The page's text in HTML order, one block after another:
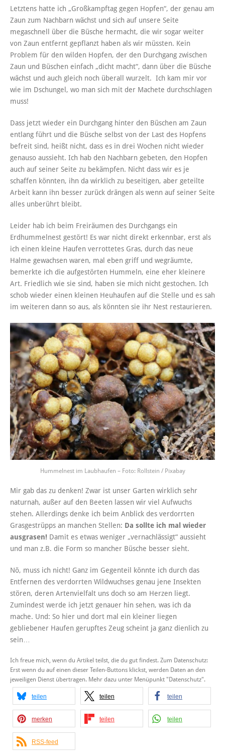
Letztens hatte ich „Großkampftag gegen Hopfen“, der genau am
Zaun zum Nachbarn wächst und sich auf unsere Seite
megaschnell über die Büsche hermacht, die wir sogar weiter
von Zaun entfernt gepflanzt haben als wir müssten. Kein
Problem für den wilden Hopfen, der den Durchgang zwischen
Zaun und Büschen einfach „dicht macht“, dann über die Büsche
wächst und auch gleich noch überall wurzelt. Ich kam mir vor
wie im Dschungel, wo man sich mit der Machete durchschlagen
muss!
Dass jetzt wieder ein Durchgang hinter den Büschen am Zaun
entlang führt und die Büsche selbst von der Last des Hopfens
befreit sind, heißt nicht, dass es in drei Wochen nicht wieder
genauso aussieht. Ich hab den Nachbarn gebeten, den Hopfen
auch auf seiner Seite zu bekämpfen. Nicht dass wir es je
schaffen könnten, ihn da wirklich zu beseitigen, aber geteilte
Arbeit kann ihn besser zurück drängen als wenn auf seiner Seite
alles unberührt bleibt.
Leider hab ich beim Freiräumen des Durchgangs ein
Erdhummelnest gestört! Es war nicht direkt erkennbar, erst als
ich einen kleine Haufen verrottetes Gras, durch das neue
Halme gewachsen waren, mal eben griff und wegräumte,
bemerkte ich die aufgestörten Hummeln, eine eher kleinere
Art. Friedlich wie sie sind, haben sie mich nicht gestochen. Ich
schob wieder einen kleinen Heuhaufen auf die Stelle und es sah
im weiteren dann so aus, als könnten sie ihr Nest restaurieren.
Hummelnest im Laubhaufen – Foto: Rollstein / Pixabay
Mir gab das zu denken! Zwar ist unser Garten wirklich sehr
naturnah, außer auf den Beeten lassen wir viel Aufwuchs
stehen. Allerdings denke ich beim Anblick des verdorrten
Grasgestrüpps an manchen Stellen: Da sollte ich mal wieder
ausgrasen! Damit es etwas weniger „vernachlässigt“ aussieht
und man z.B. die Form so mancher Büsche besser sieht.
Nö, muss ich nicht! Ganz im Gegenteil könnte ich durch das
Entfernen des verdorrten Wildwuchses genau jene Insekten
stören, deren Artenvielfalt uns doch so am Herzen liegt.
Zumindest werde ich jetzt genauer hin sehen, was ich da
mache. Und: So hier und dort mal ein kleiner liegen
gebliebener Haufen gerupftes Zeug scheint ja ganz dienlich zu
sein…
Ich freue mich, wenn du Artikel teilst, die du gut findest. Zum Datenschutz:
Erst wenn du auf einen dieser Teilen-Buttons klickst, werden Daten an den
jeweiligen Dienst übertragen. Mehr dazu unter Menüpunkt "Datenschutz".
teilen teilen teilen
merken teilen teilen
RSS-feed